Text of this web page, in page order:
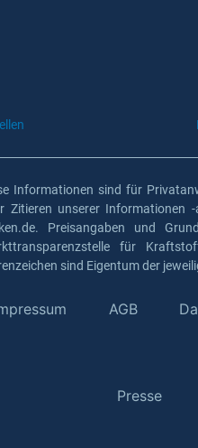
Informationen sind für
Zitieren unserer Informationen
Preisangaben und
für
sind Eigentum der
AGB
Presse